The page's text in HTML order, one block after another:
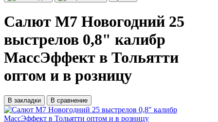
Салют M7 Новогодний 25
выстрелов 0,8" калибр
МассЭффект в Тольятти
оптом и в розницу
В закладки В сравнение